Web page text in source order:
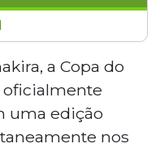
começa nesta
de Shakira no
enfrenta a
Azteca. A
seleções em
México e
a Copa do
oficialmente
uma edição
nos